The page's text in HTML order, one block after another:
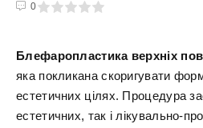
0
5
Блефаропластика верхніх
яка покликана скоригувати
естетичних цілях. Процедура
естетичних, так і лікувально-